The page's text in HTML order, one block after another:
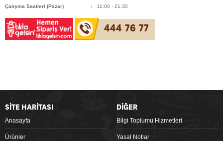
Çalışma Saatleri (Pazar)
11:00 - 21:30
444 76 77
SİTE HARİTASI
Anasayfa
Ürünler
DİĞER
Bilgi Toplumu Hizmetleri
Yasal Notlar